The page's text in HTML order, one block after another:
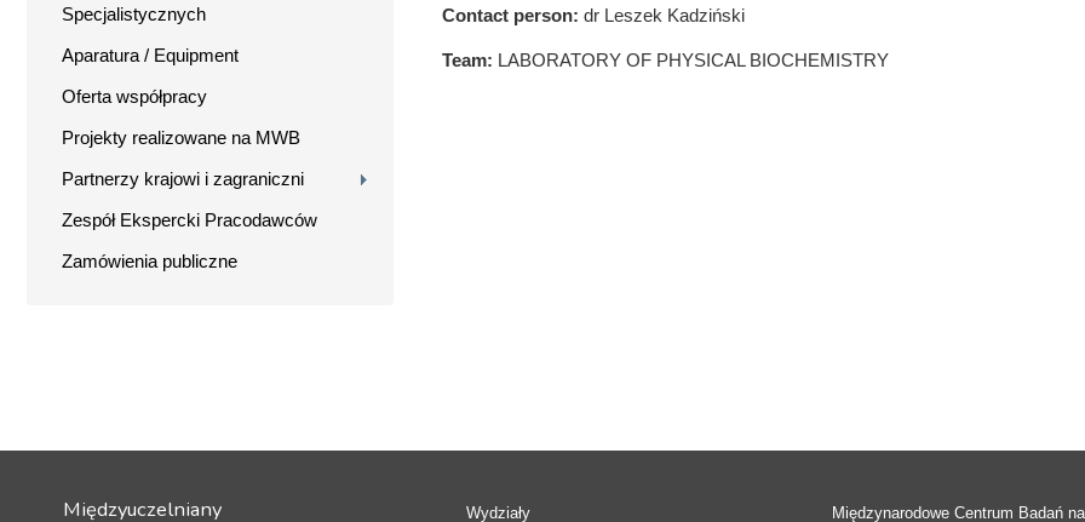
Specjalistycznych
Aparatura / Equipment
Oferta współpracy
Projekty realizowane na MWB
Partnerzy krajowi i zagraniczni
Zespół Ekspercki Pracodawców
Zamówienia publiczne
Contact person: dr Leszek Kadziński
Team: LABORATORY OF PHYSICAL BIOCHEMISTRY
Międzyuczelniany Wydziały Międzynarodowe Centrum Badań